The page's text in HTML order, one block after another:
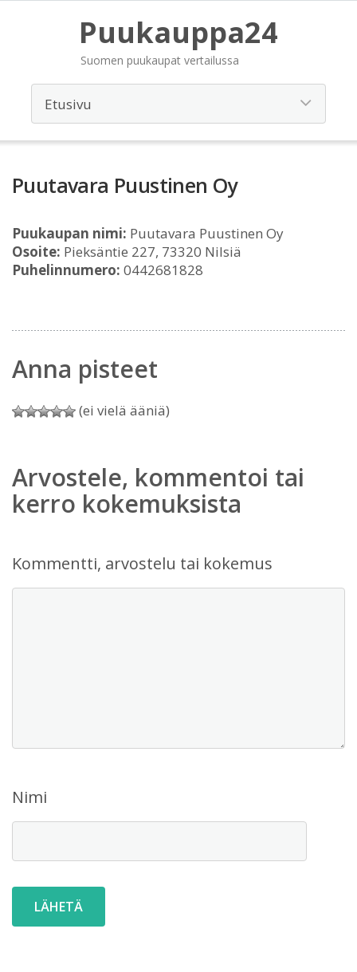
Puukauppa24
Suomen puukaupat vertailussa
Puutavara Puustinen Oy
Puukaupan nimi: Puutavara Puustinen Oy
Osoite: Pieksäntie 227, 73320 Nilsiä
Puhelinnumero: 0442681828
Anna pisteet
(ei vielä ääniä)
Arvostele, kommentoi tai
kerro kokemuksista
Kommentti, arvostelu tai kokemus
Nimi